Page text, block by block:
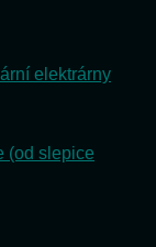
elektrárny
(od slepice